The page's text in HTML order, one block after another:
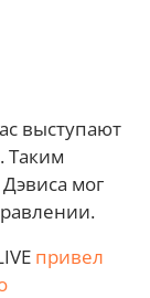
выступают
Таким
мог
привел